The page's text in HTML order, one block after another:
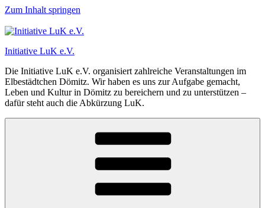
Zum Inhalt springen
Initiative LuK e.V.
Die Initiative LuK e.V. organisiert zahlreiche Veranstaltungen im
Elbestädtchen Dömitz. Wir haben es uns zur Aufgabe gemacht,
Leben und Kultur in Dömitz zu bereichern und zu unterstützen –
dafür steht auch die Abkürzung LuK.